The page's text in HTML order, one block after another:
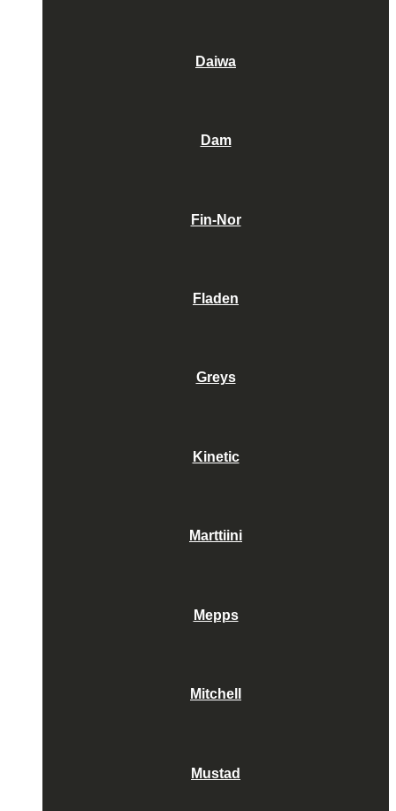
Daiwa
Dam
Fin-Nor
Fladen
Greys
Kinetic
Marttiini
Mepps
Mitchell
Mustad